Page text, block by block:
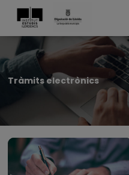
Tràmits electrònics